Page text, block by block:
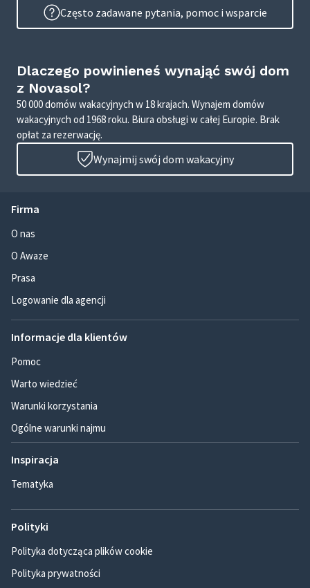
Często zadawane pytania, pomoc i wsparcie
Dlaczego powinieneś wynająć swój dom
z Novasol?
50 000 domów wakacyjnych w 18 krajach. Wynajem domów
wakacyjnych od 1968 roku. Biura obsługi w całej Europie. Brak
opłat za rezerwację.
Wynajmij swój dom wakacyjny
Firma
O nas
O Awaze
Prasa
Logowanie dla agencji
Informacje dla klientów
Pomoc
Warto wiedzieć
Warunki korzystania
Ogólne warunki najmu
Inspiracja
Tematyka
Polityki
Polityka dotycząca plików cookie
Polityka prywatności